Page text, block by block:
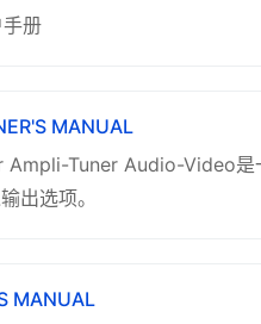
册
MANUAL
Tuner Audio-Video
出选项。
MANUAL